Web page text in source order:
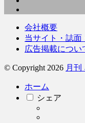
会社概要
当サイト・誌面
広告掲載につい
© Copyright 2026 月刊
ホーム
シェア